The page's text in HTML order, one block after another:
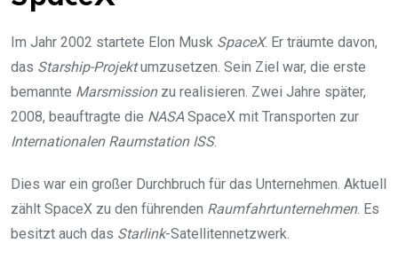
Im Jahr 2002 startete Elon Musk SpaceX. Er träumte davon,
das Starship-Projektumzusetzen. Sein Ziel war, die erste
bemannte Marsmissionzu realisieren. Zwei Jahre später,
2008, beauftragte die NASASpaceX mit Transporten zur
Internationalen Raumstation ISS.
Dies war ein großer Durchbruch für das Unternehmen. Aktuell
zählt SpaceX zu den führenden Raumfahrtunternehmen. Es
besitzt auch das Starlink-Satellitennetzwerk.